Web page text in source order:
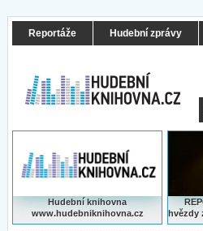
Reportáže Hudební zprávy
Hudební knihovna
www.hudebniknihovna.cz
hvězdy